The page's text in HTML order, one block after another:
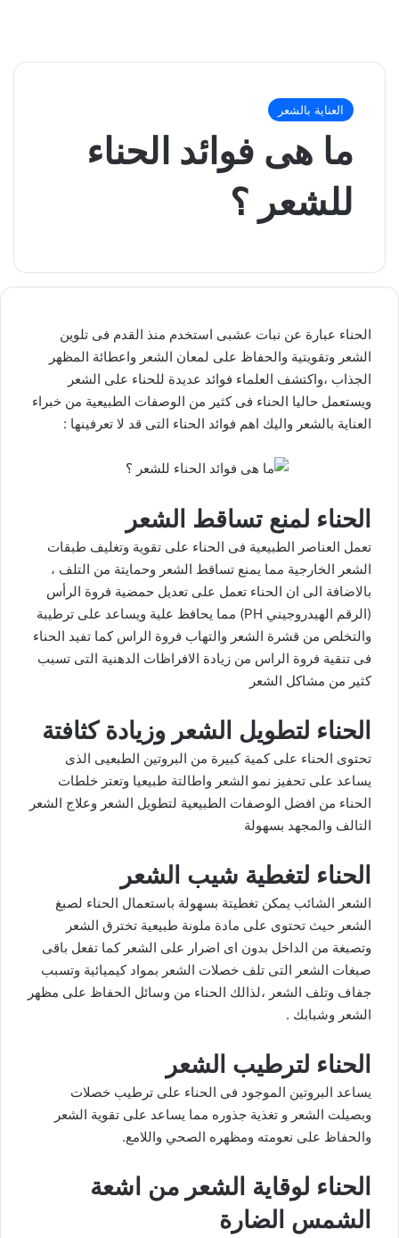
العناية بالشعر
ما هى فوائد الحناء
للشعر ؟
الحناء عبارة عن نبات عشبى استخدم منذ القدم فى تلوين
الشعر وتقويتية والحفاظ على لمعان الشعر واعطائة المظهر
الجذاب ،واكتشف العلماء فوائد عديدة للحناء على الشعر
ويستعمل حاليا الحناء فى كثير من الوصفات الطبيعية من خبراء
العناية بالشعر واليك اهم فوائد الحناء التى قد لا تعرفينها :
الحناء لمنع تساقط الشعر
تعمل العناصر الطبيعية فى الحناء على تقوية وتغليف طبقات
الشعر الخارجية مما يمنع تساقط الشعر وحمايتة من التلف ،
بالاضافة الى ان الحناء تعمل على تعديل حمضية فروة الرأس
(الرقم الهيدروجيني PH) مما يحافظ علية ويساعد على ترطيبة
والتخلص من قشرة الشعر والتهاب فروة الراس كما تفيد الحناء
فى تنقية فروة الراس من زيادة الافراظات الدهنية التى تسبب
كثير من مشاكل الشعر
الحناء لتطويل الشعر وزيادة كثافتة
تحتوى الحناء على كمية كبيرة من البروتين الطبعيى الذى
يساعد على تحفيز نمو الشعر واطالتة طبيعيا وتعتر خلطات
الحناء من افضل الوصفات الطبيعية لتطويل الشعر وعلاج الشعر
التالف والمجهد بسهولة
الحناء لتغطية شيب الشعر
الشعر الشائب يمكن تغطيتة بسهولة باستعمال الحناء لصبغ
الشعر حيث تحتوى على مادة ملونة طبيعية تخترق الشعر
وتصبغة من الداخل بدون اى اضرار على الشعر كما تفعل باقى
صبغات الشعر التى تلف خصلات الشعر بمواد كيميائية وتسبب
جفاف وتلف الشعر ،لذالك الحناء من وسائل الحفاظ على مظهر
الشعر وشبابك .
الحناء لترطيب الشعر
يساعد البروتين الموجود فى الحناء على ترطيب خصلات
وبصيلت الشعر و تغذية جذوره مما يساعد على تقوية الشعر
والحفاظ على نعومته ومظهره الصحي واللامع.
الحناء لوقاية الشعر من اشعة
الشمس الضارة